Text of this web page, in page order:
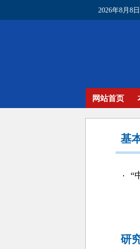
2026年8月8
网站首页
基
“
研